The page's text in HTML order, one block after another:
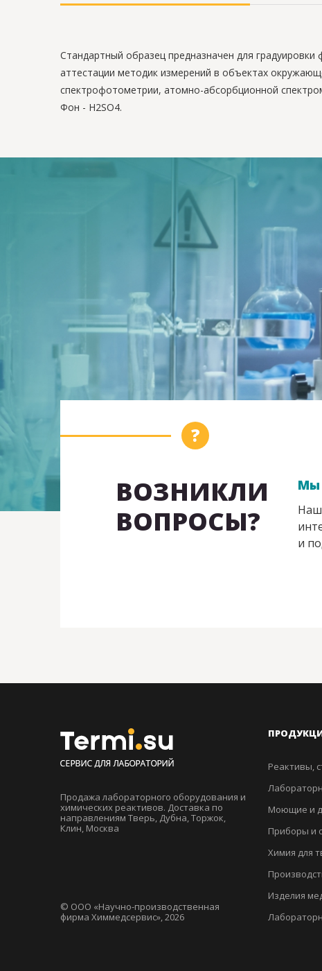
Стандартный образец предназначен для
аттестации методик измерений в объектах
спектрофотометрии, атомно-абсорбционной
Фон - H2SO4.
ВОЗНИКЛИ
ВОПРОСЫ?
Мы
и
Продажа лабораторного оборудования и
химических реактивов. Доставка по
направлениям Тверь, Дубна, Торжок,
Клин, Москва
© ООО «Научно-производственная
фирма Химмедсервис», 2026
Реактивы,
Моющие и
Приборы и
Химия для
Изделия